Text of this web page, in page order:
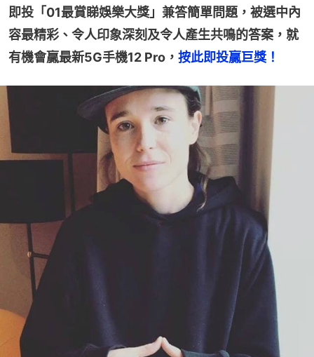
即投「01最賞睇娛樂大獎」兼答簡單問題，被選中內
容最精彩、令人印象深刻及令人產生共鳴的答案，就
有機會贏最新5G手機12 Pro， 按此即投贏巨獎！